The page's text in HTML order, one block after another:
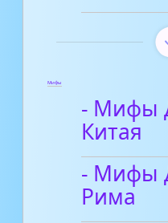
Мифы
- Мифы
Китая
- Мифы
Рима